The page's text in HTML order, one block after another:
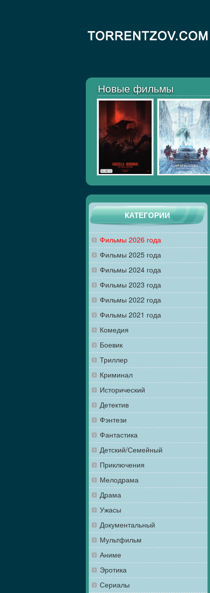
Новые фильмы
КАТЕГОРИИ
Фильмы 2026 года
Фильмы 2025 года
Фильмы 2024 года
Фильмы 2023 года
Фильмы 2022 года
Фильмы 2021 года
Комедия
Боевик
Триллер
Криминал
Исторический
Детектив
Фэнтези
Фантастика
Детский/Семейный
Приключения
Мелодрама
Драма
Ужасы
Документальный
Мультфильм
Аниме
Эротика
Сериалы